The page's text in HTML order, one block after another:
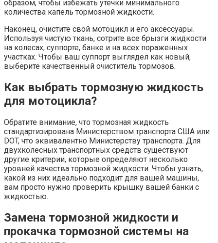
образом, чтобы избежать утечки минимального
количества капель тормозной жидкости.
Наконец, очистите свой мотоцикл и его аксессуары.
Используя чистую ткань, сотрите все брызги жидкости
на колесах, суппорте, банке и на всех пораженных
участках. Чтобы ваш суппорт выглядел как новый,
выберите качественный очиститель тормозов.
Как выбрать тормозную жидкость
для мотоцикла?
Обратите внимание, что тормозная жидкость
стандартизирована Министерством транспорта США или
DOT, что эквивалентно Министерству транспорта. Для
двухколесных транспортных средств существуют
другие критерии, которые определяют несколько
уровней качества тормозной жидкости. Чтобы узнать,
какой из них идеально подходит для вашей машины,
вам просто нужно проверить крышку вашей банки с
жидкостью.
Замена тормозной жидкости и
прокачка тормозной системы на